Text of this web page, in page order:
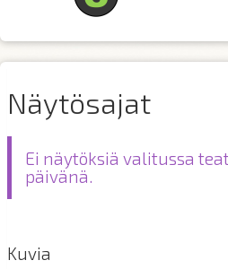
Näytösajat
Ei näytöksiä valitussa
päivänä.
Kuvia